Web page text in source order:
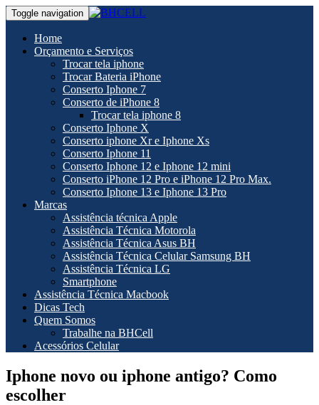
Toggle navigation
Home
Orçamento e Serviços
Trocar tela iphone
Trocar Bateria iPhone
Conserto Iphone 7
Conserto de iPhone 8
Trocar tela iphone 8
Conserto Iphone X
Conserto iphone Xr e Iphone Xs
Conserto Iphone 11
Conserto Iphone 12 e Iphone 12 mini
Conserto iPhone 12 Pro e iPhone 12 Pro Max.
Conserto Iphone 13 e Iphone 13 Pro
Marcas
Assistência técnica Apple
Assistência Técnica Motorola
Assistência Técnica Asus BH
Assistência Técnica Celular Samsung BH
Assistência Técnica LG
Smartphone
Assistência Técnica Macbook
Dicas Tech
Quem Somos
Trabalhe na BHCell
Acessórios Celular
Iphone novo ou iphone antigo? Como
escolher